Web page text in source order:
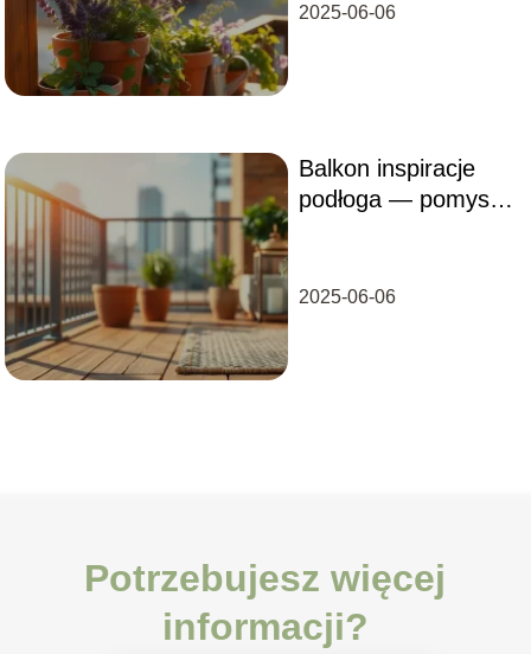
2025-06-06
Balkon inspiracje
podłoga — pomysły
2025-06-06
Potrzebujesz więcej
informacji?